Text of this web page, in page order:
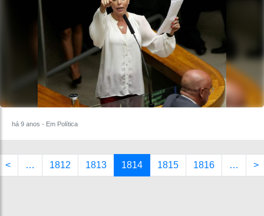
há 9 anos - Em Política
< … 1812 1813 1814 1815 1816 … >